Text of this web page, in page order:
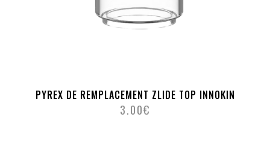
PYREX DE REMPLACEMENT ZLIDE TOP INNOKIN
3.00€